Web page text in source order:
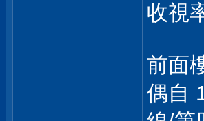
收視
前面
偶自